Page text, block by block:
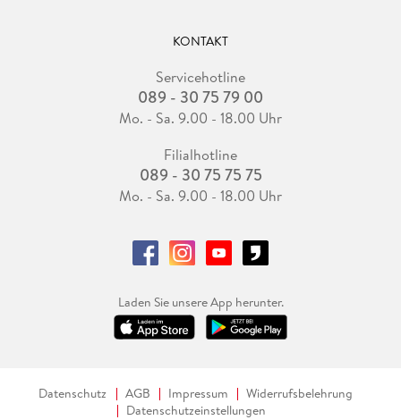
KONTAKT
Servicehotline
089 - 30 75 79 00
Mo. - Sa. 9.00 - 18.00 Uhr
Filialhotline
089 - 30 75 75 75
Mo. - Sa. 9.00 - 18.00 Uhr
Laden Sie unsere App herunter.
Datenschutz AGB Impressum
Widerrufsbelehrung
Datenschutzeinstellungen